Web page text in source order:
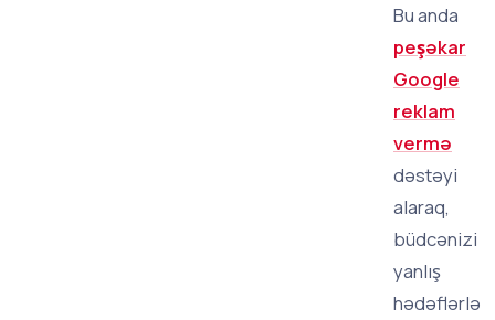
Bu anda
peşəkar
Google
reklam
vermə
dəstəyi
alaraq,
büdcənizi
yanlış
hədəflərlə